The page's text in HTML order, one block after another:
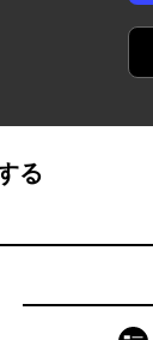
る